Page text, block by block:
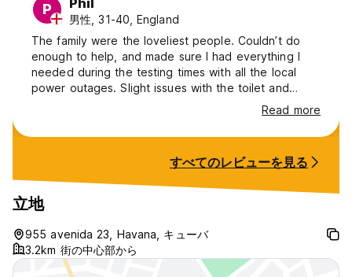
P Phil
男性, 31-40, England
The family were the loveliest people. Couldn’t do
enough to help, and made sure I had everything I
needed during the testing times with all the local
power outages. Slight issues with the toilet and
shower but nothing that couldn’t be worked around.
Read more
すべてのレビューを見る
立地
955 avenida 23, Havana, キューバ
3.2km 街の中心部から